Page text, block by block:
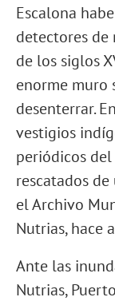
Escalona
detectores de
de los siglos
enorme muro
desenterrar.
vestigios
periódicos del
rescatados
el Archivo
Nutrias, hace
Ante las
Nutrias,